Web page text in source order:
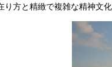
り方と精緻で複雑な精神文